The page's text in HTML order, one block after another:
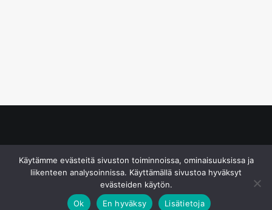
Käytämme evästeitä sivuston toiminnoissa, ominaisuuksissa ja
liikenteen analysoinnissa. Käyttämällä sivustoa hyväksyt
evästeiden käytön.
Ok
En hyväksy Lisätietoja